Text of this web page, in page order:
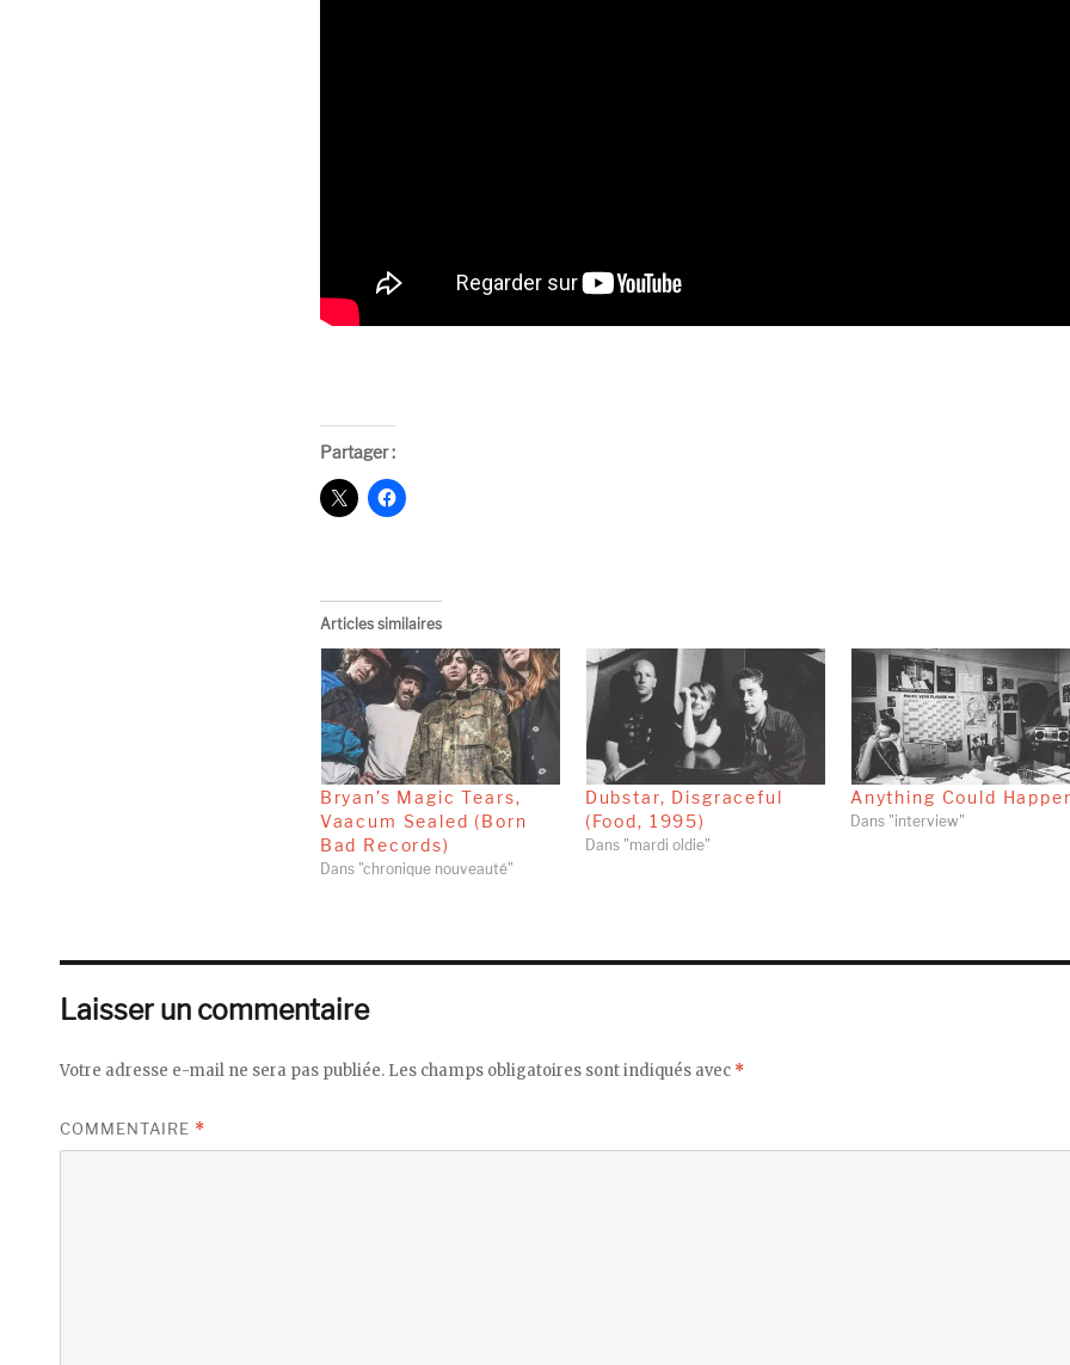
Partager :
Articles similaires
Bryan’s Magic Tears,
Vaacum Sealed (Born
Bad Records)
Dans "chronique nouveauté"
Dubstar, Disgraceful
(Food, 1995)
Dans "mardi oldie"
Anything Could
Dans "interview"
Laisser un commentaire
Votre adresse e-mail ne sera pas publiée. Les champs obligatoires sont indiqués avec *
COMMENTAIRE *